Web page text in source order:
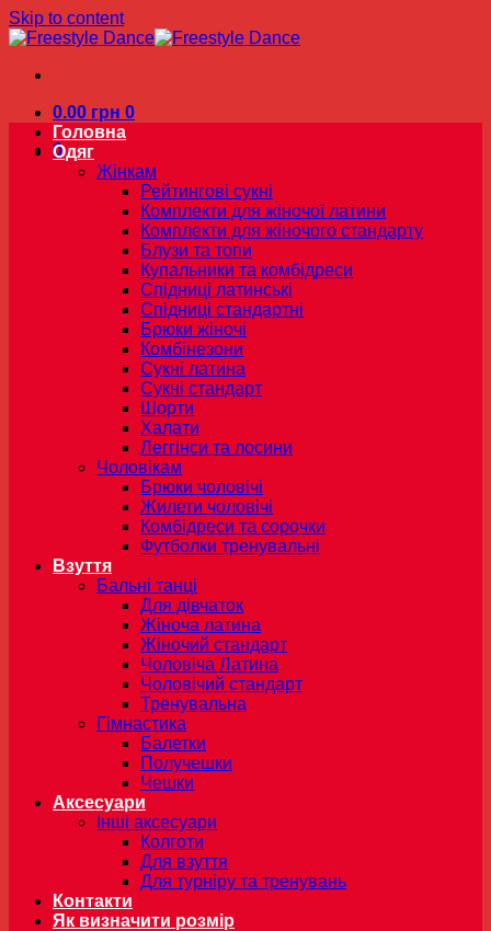
Skip to content
0.00 грн 0
0
Головна
Одяг
Жінкам
Рейтингові сукні
Комплекти для жіночої латини
Комплекти для жіночого стандарту
Блузи та топи
Купальники та комбідреси
Спідниці латинські
Спідниці стандартні
Брюки жіночі
Комбінезони
Сукні латина
Сукні стандарт
Шорти
Халати
Леггінси та лосини
Чоловікам
Брюки чоловічі
Жилети чоловічі
Комбідреси та сорочки
Футболки тренувальні
Взуття
Бальні танці
Для дівчаток
Жіноча латина
Жіночий стандарт
Чоловіча Латина
Чоловічий стандарт
Тренувальна
Гімнастика
Балетки
Получешки
Чешки
Аксесуари
Інші аксесуари
Колготи
Для взуття
Для турніру та тренувань
Контакти
Як визначити розмір